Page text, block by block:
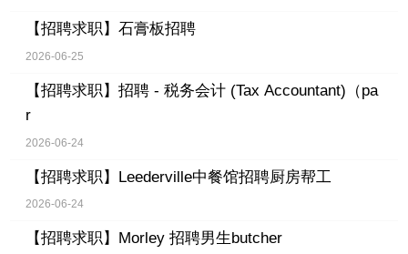
【招聘求职】 石膏板招聘
2026-06-25
【招聘求职】 招聘 - 税务会计 (Tax Accountant)（pa
r
2026-06-24
【招聘求职】 Leederville中餐馆招聘厨房帮工
2026-06-24
【招聘求职】 Morley 招聘男生butcher